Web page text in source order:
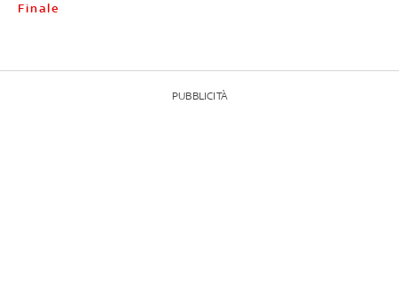
Finale
PUBBLICITÀ